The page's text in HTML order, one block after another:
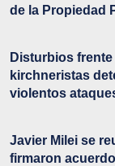
de la Propiedad
Disturbios
kirchneristas
violentos
Javier Milei se
firmaron